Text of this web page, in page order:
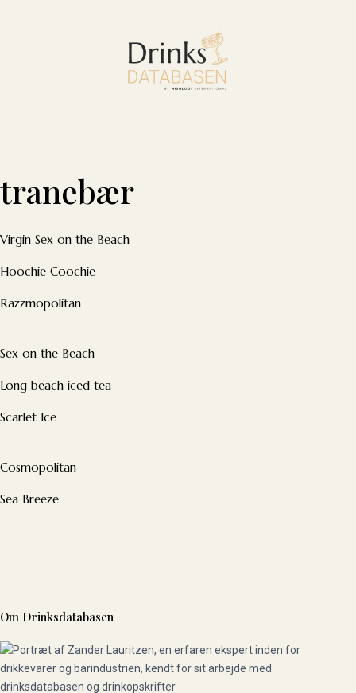
tranebær
Virgin Sex on the Beach
Hoochie Coochie
Razzmopolitan
Sex on the Beach
Long beach iced tea
Scarlet Ice
Cosmopolitan
Sea Breeze
Om Drinksdatabasen